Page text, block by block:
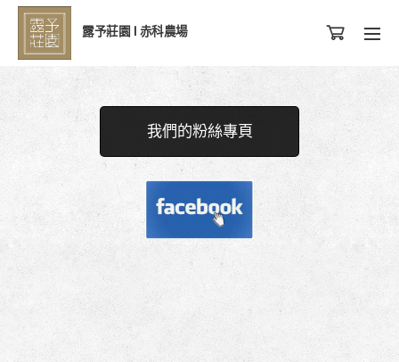
露予莊園 l 赤科農場
我們的粉絲專頁